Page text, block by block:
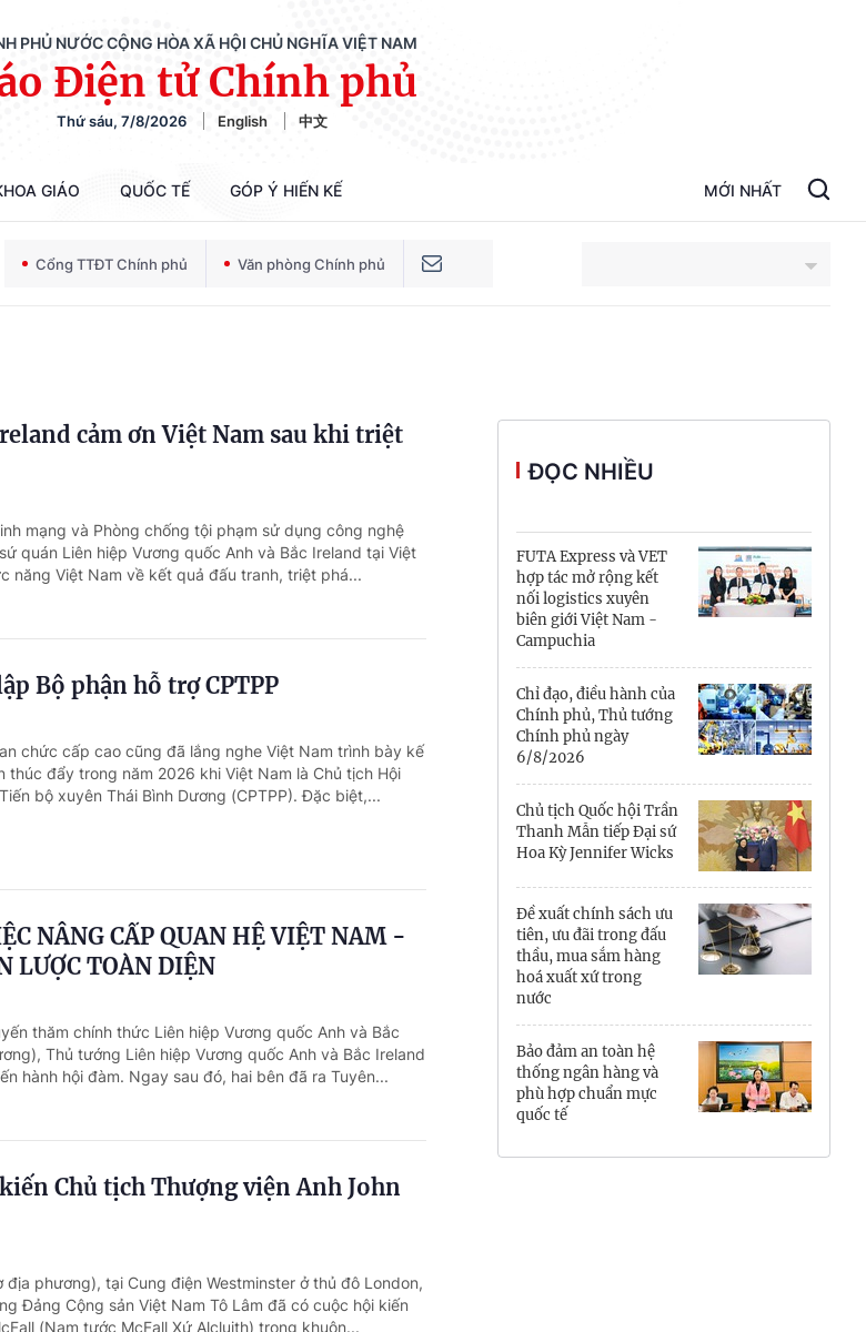
PHỦ NƯỚC CỘNG HÒA XÃ HỘI CHỦ NGHĨA VIỆT NAM
Điện tử Chính phủ
Thứ sáu, 7/8/2026 English 中文
GIÁO QUỐC TẾ GÓP Ý HIẾN KẾ MỚI NHẤT
Cổng TTĐT Chính phủ Văn phòng Chính phủ
Cần Thơ
Điện Biên
Đắk Lắk
Đồng Nai
Đồng Tháp
Gia Lai
Hồ Chí Minh
Hà Tĩnh
Hưng Yên
Hải Phòng
cảm ơn Việt Nam sau khi triệt
mạng và Phòng chống tội phạm sử dụng công nghệ
quán Liên hiệp Vương quốc Anh và Bắc Ireland tại Việt
năng Việt Nam về kết quả đấu tranh, triệt phá...
Bộ phận hỗ trợ CPTPP
chức cấp cao cũng đã lắng nghe Việt Nam trình bày kế
đẩy trong năm 2026 khi Việt Nam là Chủ tịch Hội
bộ xuyên Thái Bình Dương (CPTPP). Đặc biệt,...
NÂNG CẤP QUAN HỆ VIỆT NAM -
LƯỢC TOÀN DIỆN
thăm chính thức Liên hiệp Vương quốc Anh và Bắc
Thủ tướng Liên hiệp Vương quốc Anh và Bắc Ireland
hành hội đàm. Ngay sau đó, hai bên đã ra Tuyên...
Chủ tịch Thượng viện Anh John
phương), tại Cung điện Westminster ở thủ đô London,
Đảng Cộng sản Việt Nam Tô Lâm đã có cuộc hội kiến
(Nam tước McFall Xứ Alcluith) trong khuôn...
ĐỌC NHIỀU
FUTA Express và VET
hợp tác mở rộng kết
nối logistics xuyên
biên giới Việt Nam -
Campuchia
Chỉ đạo, điều hành của
Chính phủ, Thủ tướng
Chính phủ ngày
6/8/2026
Chủ tịch Quốc hội Trần
Thanh Mẫn tiếp Đại sứ
Hoa Kỳ Jennifer Wicks
Đề xuất chính sách ưu
tiên, ưu đãi trong đấu
thầu, mua sắm hàng
hoá xuất xứ trong
nước
Bảo đảm an toàn hệ
thống ngân hàng và
phù hợp chuẩn mực
quốc tế